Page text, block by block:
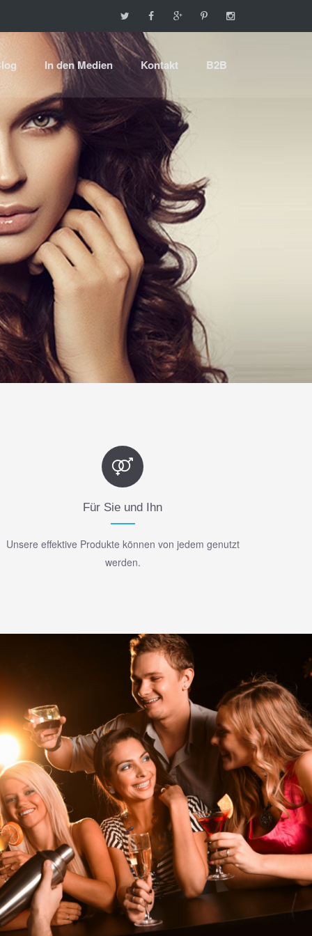
In den Medien Kontakt B2B
Für Sie und Ihn
Unsere effektive Produkte können von jedem genutzt
werden.